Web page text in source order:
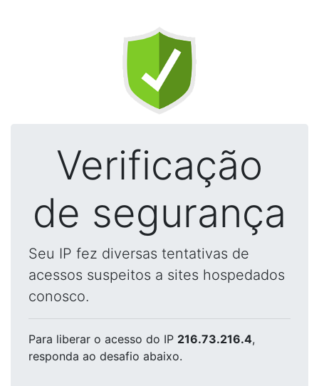
Verificação
de segurança
Seu IP fez diversas tentativas de
acessos suspeitos a sites hospedados
conosco.
Para liberar o acesso do IP 216.73.216.4,
responda ao desafio abaixo.